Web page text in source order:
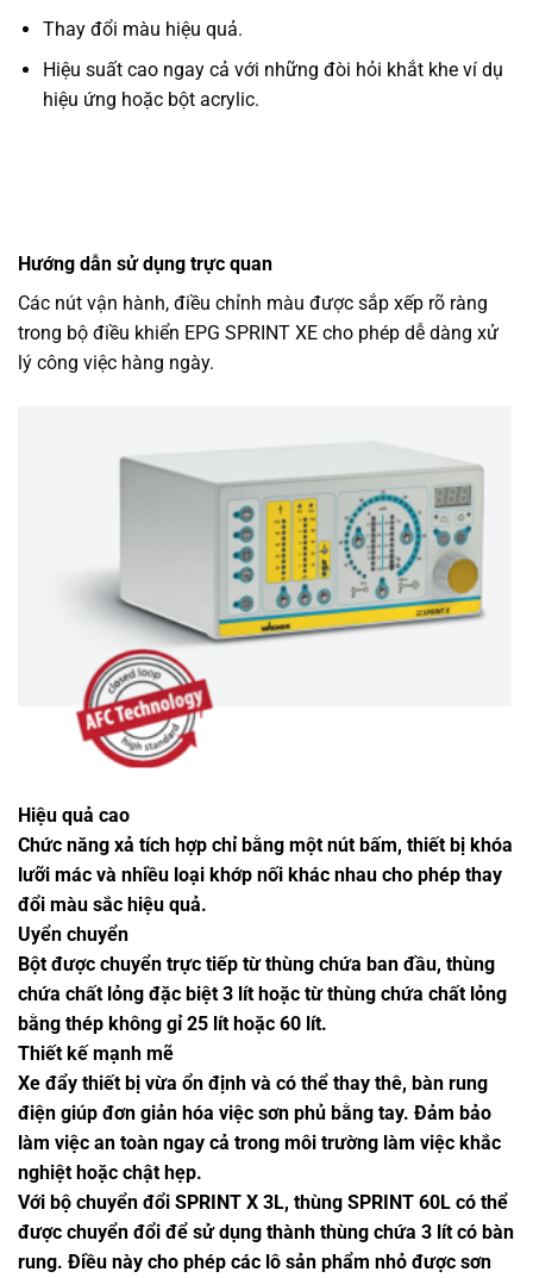
Thay đổi màu hiệu quả.
Hiệu suất cao ngay cả với những đòi hỏi khắt khe ví dụ
hiệu ứng hoặc bột acrylic.
Hướng dẫn sử dụng trực quan
Các nút vận hành, điều chỉnh màu được sắp xếp rõ ràng
trong bộ điều khiển EPG SPRINT XE cho phép dễ dàng xử
lý công việc hàng ngày.
Hiệu quả cao
Chức năng xả tích hợp chỉ bằng một nút bấm, thiết bị khóa
lưỡi mác và nhiều loại khớp nối khác nhau cho phép thay
đổi màu sắc hiệu quả.
Uyển chuyển
Bột được chuyển trực tiếp từ thùng chứa ban đầu, thùng
chứa chất lỏng đặc biệt 3 lít hoặc từ thùng chứa chất lỏng
bằng thép không gỉ 25 lít hoặc 60 lít.
Thiết kế mạnh mẽ
Xe đẩy thiết bị vừa ổn định và có thể thay thê, bàn rung
điện giúp đơn giản hóa việc sơn phủ bằng tay. Đảm bảo
làm việc an toàn ngay cả trong môi trường làm việc khắc
nghiệt hoặc chật hẹp.
Với bộ chuyển đổi SPRINT X 3L, thùng SPRINT 60L có thể
được chuyển đổi để sử dụng thành thùng chứa 3 lít có bàn
rung. Điều này cho phép các lô sản phẩm nhỏ được sơn